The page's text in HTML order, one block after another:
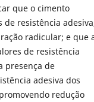
que o cimento
de resistência
radicular; e que
de resistência
presença de
adesiva dos
redução